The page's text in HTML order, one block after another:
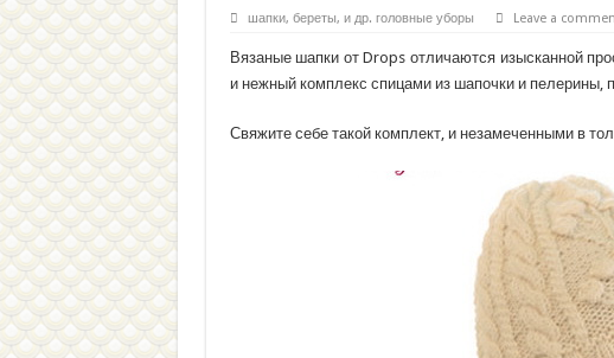
шапки, береты, и др. головные уборы Leave a
Вязаные шапки от Drops отличаются изысканной
и нежный комплекс спицами из шапочки и
Свяжите себе такой комплект, и незамеченными в